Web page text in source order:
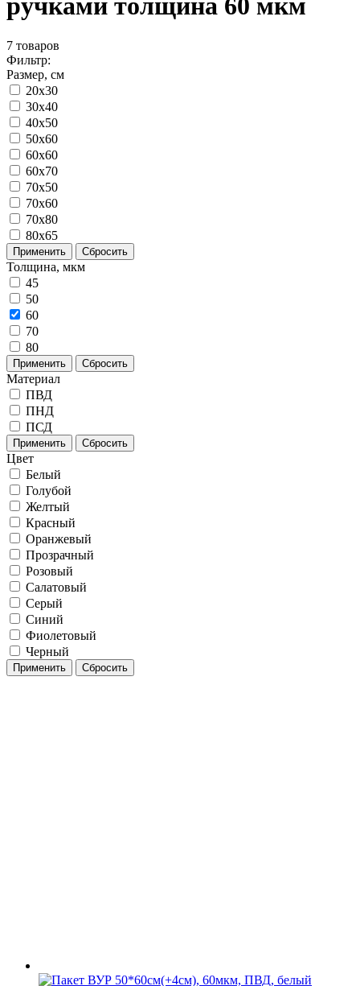
ручками толщина 60 мкм
7 товаров
Фильтр:
Размер, см
20x30
30x40
40x50
50x60
60x60
60x70
70x50
70x60
70x80
80x65
Применить Сбросить
Толщина, мкм
45
50
60
70
80
Применить Сбросить
Материал
ПВД
ПНД
ПСД
Применить Сбросить
Цвет
Белый
Голубой
Желтый
Красный
Оранжевый
Прозрачный
Розовый
Салатовый
Серый
Синий
Фиолетовый
Черный
Применить Сбросить